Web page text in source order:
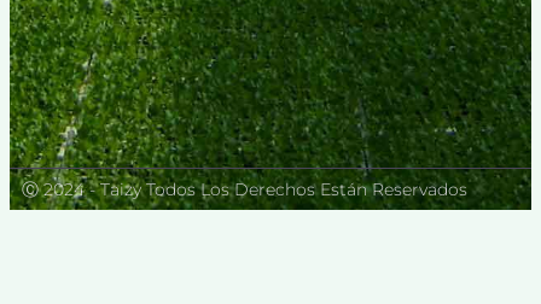
Ⓒ 2024 - Taizy Todos Los Derechos Están Reservados